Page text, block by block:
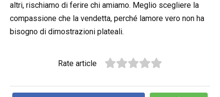
altri, rischiamo di ferire chi amiamo. Meglio scegliere la
compassione che la vendetta, perché lamore vero non ha
bisogno di dimostrazioni plateali.
Rate article